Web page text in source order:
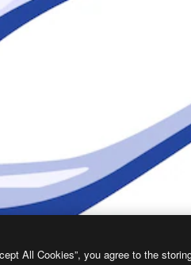
All Cookies”, you agree to the